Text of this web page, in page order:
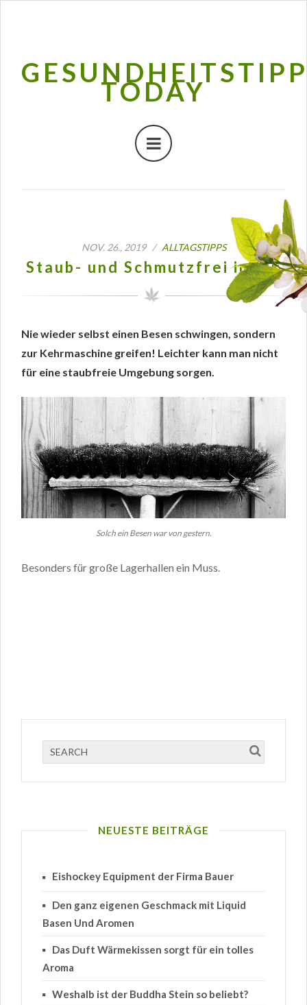
TODAY
NOV. 26., 2019 / ALLTAGSTIPPS
Staub- und Schmutzfrei im Nu
Nie wieder selbst einen Besen schwingen, sondern
zur Kehrmaschine greifen! Leichter kann man nicht
für eine staubfreie Umgebung sorgen.
Solch ein Besen war von gestern.
Besonders für große Lagerhallen ein Muss.
NEUESTE BEITRÄGE
Eishockey Equipment der Firma Bauer
Den ganz eigenen Geschmack mit Liquid
Basen Und Aromen
Das Duft Wärmekissen sorgt für ein tolles
Aroma
Weshalb ist der Buddha Stein so beliebt?